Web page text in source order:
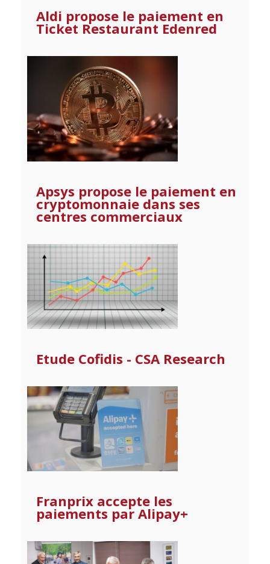
Aldi propose le paiement en
Ticket Restaurant Edenred
Apsys propose le paiement en
cryptomonnaie dans ses
centres commerciaux
Etude Cofidis - CSA Research
Franprix accepte les
paiements par Alipay+